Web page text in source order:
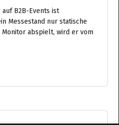
B2B-Events ist
Messestand nur statische
abspielt, wird er vom